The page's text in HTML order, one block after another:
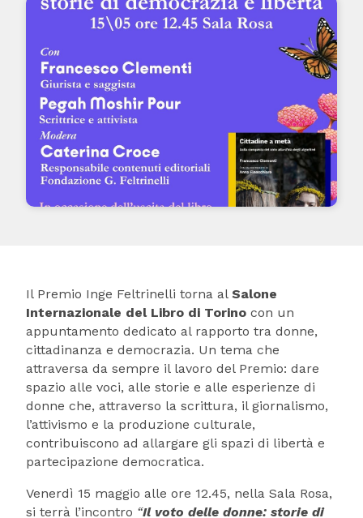
Il Premio Inge Feltrinelli torna al Salone
Internazionale del Libro di Torino con un
appuntamento dedicato al rapporto tra donne,
cittadinanza e democrazia. Un tema che
attraversa da sempre il lavoro del Premio: dare
spazio alle voci, alle storie e alle esperienze di
donne che, attraverso la scrittura, il giornalismo,
l’attivismo e la produzione culturale,
contribuiscono ad allargare gli spazi di libertà e
partecipazione democratica.
Venerdì 15 maggio alle ore 12.45, nella Sala Rosa,
si terrà l’incontro “Il voto delle donne: storie di